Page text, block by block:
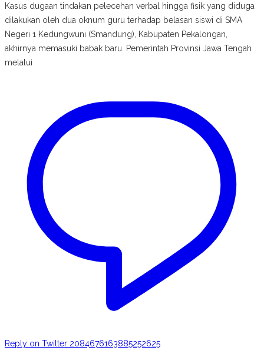
Kasus dugaan tindakan pelecehan verbal hingga fisik yang diduga
dilakukan oleh dua oknum guru terhadap belasan siswi di SMA
Negeri 1 Kedungwuni (Smandung), Kabupaten Pekalongan,
akhirnya memasuki babak baru. Pemerintah Provinsi Jawa Tengah
melalui
Reply on Twitter 2084676163885252625